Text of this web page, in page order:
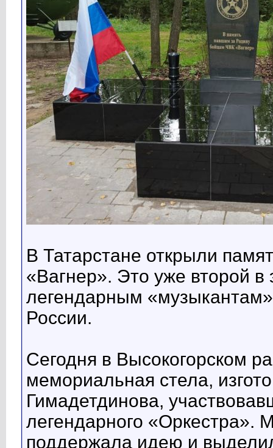
В Татарстане открыли
«Вагнер». Это уже второй в
легендарным
России.
Сегодня в Высокогорском
мемориальная стела,
Гимадетдинова,
легендарного «Оркестра».
поддержала идею и